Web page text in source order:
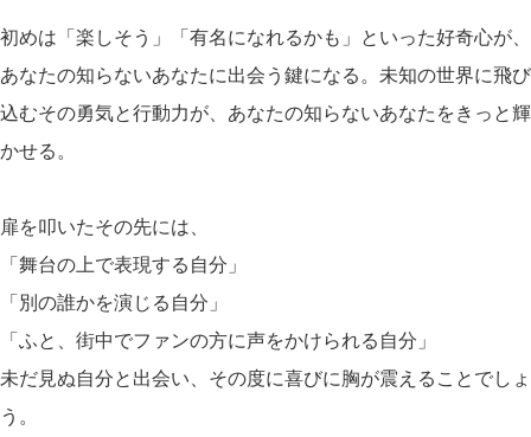
初めは「楽しそう」「有名になれるかも」といった好奇心が、
あなたの知らないあなたに出会う鍵になる。未知の世界に飛び
込むその勇気と行動力が、あなたの知らないあなたをきっと輝
かせる。
扉を叩いたその先には、
「舞台の上で表現する自分」
「別の誰かを演じる自分」
「ふと、街中でファンの方に声をかけられる自分」
未だ見ぬ自分と出会い、その度に喜びに胸が震えることでしょ
う。